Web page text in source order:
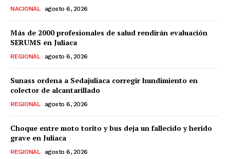
NACIONAL agosto 6, 2026
Más de 2000 profesionales de salud rendirán evaluación
SERUMS en Juliaca
REGIONAL agosto 6, 2026
Sunass ordena a Sedajuliaca corregir hundimiento en
colector de alcantarillado
REGIONAL agosto 6, 2026
Choque entre moto torito y bus deja un fallecido y herido
grave en Juliaca
REGIONAL agosto 6, 2026